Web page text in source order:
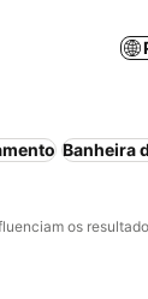
Banheira
os
aos favoritos